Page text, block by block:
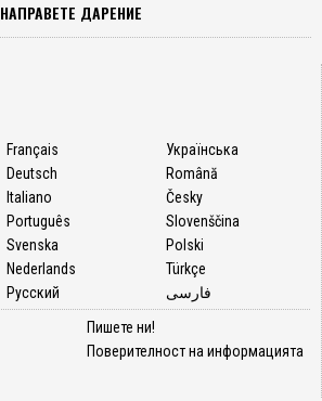
НАПРАВЕТЕ ДАРЕНИЕ
Français
Deutsch
Italiano
Português
Svenska
Nederlands
Русский
Українська
Română
Česky
Slovenščina
Polski
Türkçe
فارسی
Пишете ни!
Поверителност на информацията